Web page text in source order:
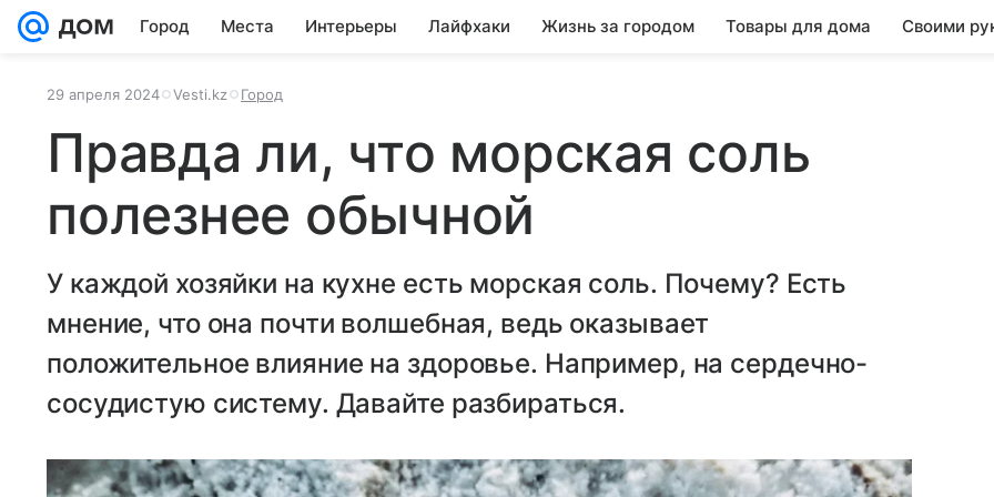
Город Места Интерьеры Лайфхаки Жизнь за городом Товары для дома Своими
29 апреля 2024 Vesti.kz Город
Правда ли, что морская соль
полезнее обычной
У каждой хозяйки на кухне есть морская соль. Почему? Есть
мнение, что она почти волшебная, ведь оказывает
положительное влияние на здоровье. Например, на сердечно-
сосудистую систему. Давайте разбираться.